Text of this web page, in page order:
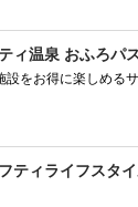
ィ温泉 おふろパ
設をお得に楽しめる
フティライフスタ